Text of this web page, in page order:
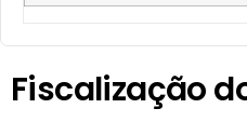
Fiscalização